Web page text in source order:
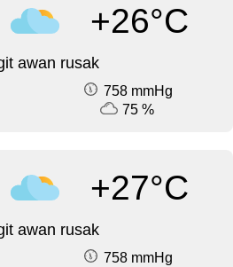
+26°C
awan rusak
758 mmHg
75 %
+27°C
awan rusak
758 mmHg